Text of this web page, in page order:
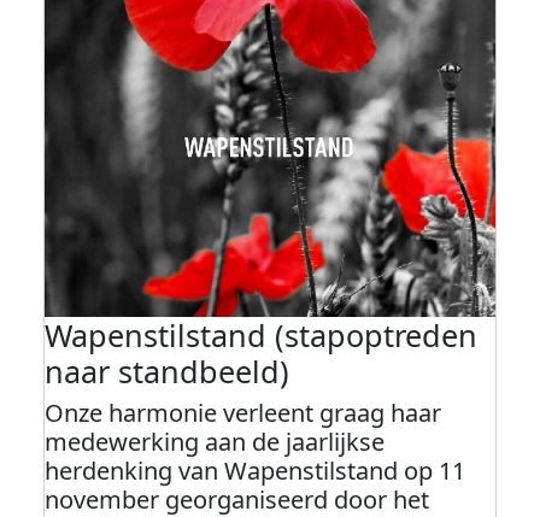
Wapenstilstand (stapoptreden
naar standbeeld)
Onze harmonie verleent graag haar
medewerking aan de jaarlijkse
herdenking van Wapenstilstand op 11
november georganiseerd door het